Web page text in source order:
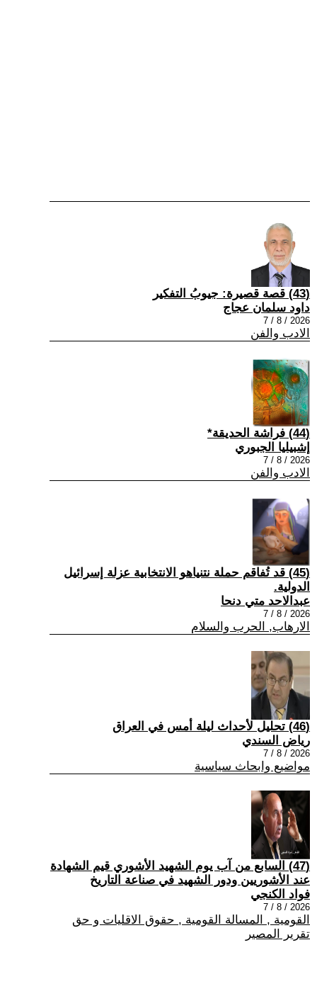
(43) قصة قصيرة: جيوبُ التفكير
داود سلمان عجاج
2026 / 8 / 7
الادب والفن
(44) فراشة الحديقة*
إشبيليا الجبوري
2026 / 8 / 7
الادب والفن
(45) قد تُفاقم حملة نتنياهو الانتخابية عزلة إسرائيل
الدولية.
عبدالاحد متي دنحا
2026 / 8 / 7
الارهاب, الحرب والسلام
(46) تحليل لأحداث ليلة أمس في العراق
رياض السندي
2026 / 8 / 7
مواضيع وابحاث سياسية
(47) السابع من آب يوم الشهيد الأشوري قيم الشهادة
عند الأشوريين ودور الشهيد في صناعة التاريخ
فواد الكنجي
2026 / 8 / 7
القومية , المسالة القومية , حقوق الاقليات و حق
تقرير المصير